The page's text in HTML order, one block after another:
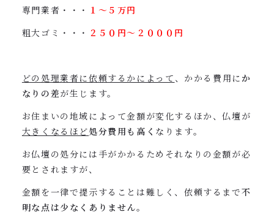
専門業者・・・ １〜５万円
粗大ゴミ・・・ ２５０円〜２０００円
どの処理業者に依頼するかによって、かかる費用に か
なりの差が生じます。
お住まいの地域によって金額が変化するほか、仏壇が
大きくなるほど処分費用も高く なります。
お仏壇の処分には手がかかるためそれなりの金額が必
要とされますが、
金額を一律で提示することは難しく、依頼するまで不
明な点は少なくありません。